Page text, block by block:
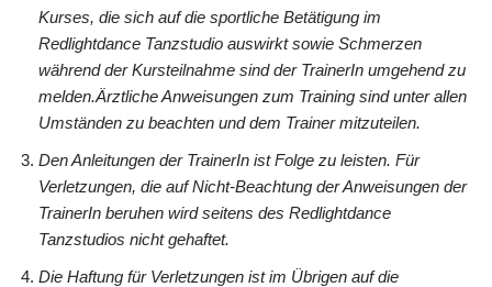
Kurses, die sich auf die sportliche Betätigung im
Redlightdance Tanzstudio auswirkt sowie Schmerzen
während der Kursteilnahme sind der TrainerIn umgehend zu
melden.Ärztliche Anweisungen zum Training sind unter allen
Umständen zu beachten und dem Trainer mitzuteilen.
Den Anleitungen der TrainerIn ist Folge zu leisten. Für
Verletzungen, die auf Nicht-Beachtung der Anweisungen der
TrainerIn beruhen wird seitens des Redlightdance
Tanzstudios nicht gehaftet.
Die Haftung für Verletzungen ist im Übrigen auf die